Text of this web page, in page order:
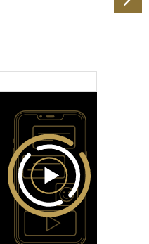
möglicherweise mit